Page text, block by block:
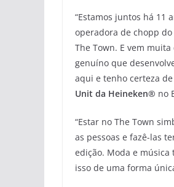
“Estamos juntos há 11
operadora de chopp
The Town. E vem
genuíno que
aqui e tenho certeza
Unit da Heineken® no
“Estar no The Town
as pessoas e fazê-las
edição. Moda e
isso de uma forma